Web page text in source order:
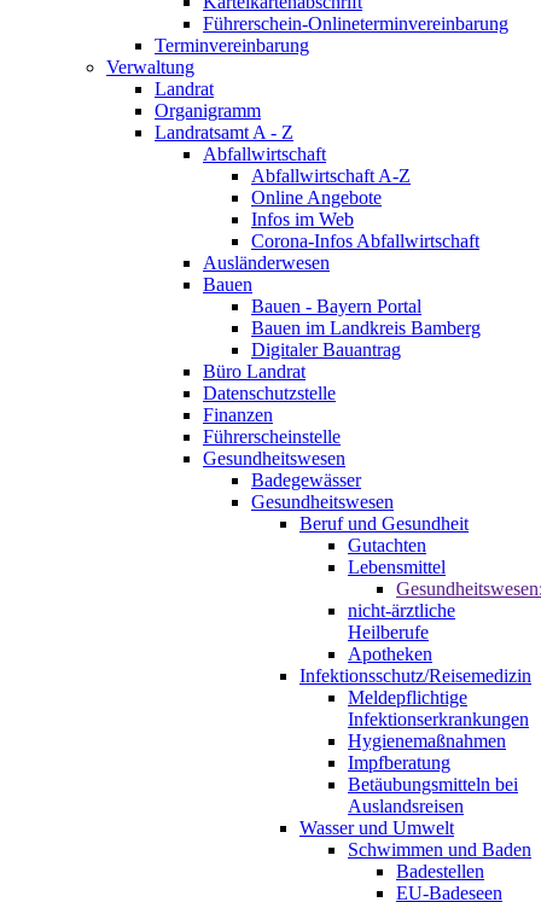
Führerschein-Onlineterminvereinbarung
Terminvereinbarung
Verwaltung
Landrat
Organigramm
Landratsamt A - Z
Abfallwirtschaft
Abfallwirtschaft A-Z
Online Angebote
Infos im Web
Corona-Infos Abfallwirtschaft
Ausländerwesen
Bauen
Bauen - Bayern Portal
Bauen im Landkreis Bamberg
Digitaler Bauantrag
Büro Landrat
Datenschutzstelle
Finanzen
Führerscheinstelle
Gesundheitswesen
Badegewässer
Gesundheitswesen
Beruf und Gesundheit
Gutachten
Lebensmittel
nicht-ärztliche
Heilberufe
Apotheken
Infektionsschutz/Reisemedizin
Meldepflichtige
Infektionserkrankungen
Hygienemaßnahmen
Impfberatung
Betäubungsmitteln bei
Auslandsreisen
Wasser und Umwelt
Schwimmen und Baden
Badestellen
EU-Badeseen